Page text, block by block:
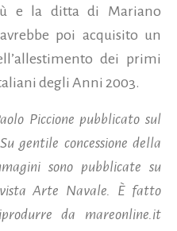
e la ditta di Mariano
poi acquisito un
dei primi
degli Anni 2003.
Piccione pubblicato sul
gentile concessione della
sono pubblicate su
Arte Navale. È fatto
da mareonline.it